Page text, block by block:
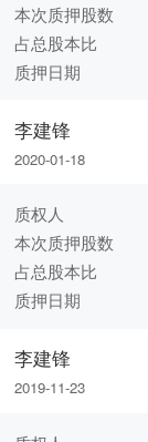
本次质押股数
占总股本比
质押日期
李建锋
2020-01-18
质权人
本次质押股数
占总股本比
质押日期
李建锋
2019-11-23